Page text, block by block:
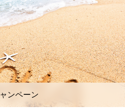
ンペーン